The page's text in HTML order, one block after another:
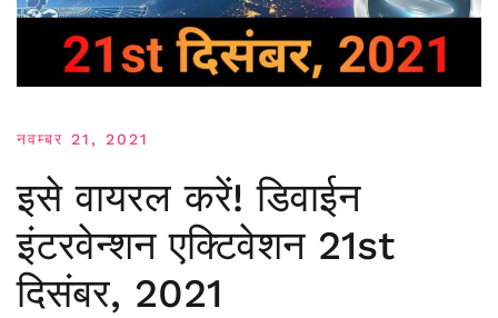
नवम्बर 21, 2021
इसे वायरल करें! डिवाईन
इंटरवेन्शन एक्टिवेशन 21st
दिसंबर, 2021